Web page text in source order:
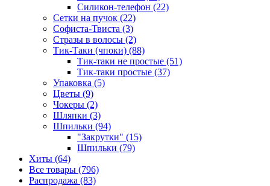
Силикон-телефон (22)
Сетки на пучок (22)
Софиста-Твиста (3)
Стразы в волосы (2)
Тик-Таки (чпоки) (88)
Тик-таки не простые (51)
Тик-таки простые (37)
Упаковка (5)
Цветы (9)
Чокеры (2)
Шляпки (3)
Шпильки (94)
"Закрутки" (15)
Шпильки (79)
Хиты (64)
Все товары (796)
Распродажа (83)